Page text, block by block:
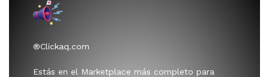
®Clickaq.com
Estás en el Marketplace más completo para